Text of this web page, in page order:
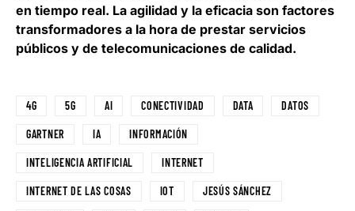
en tiempo real. La agilidad y la eficacia son factores
transformadores a la hora de prestar servicios
públicos y de telecomunicaciones de calidad.
4G 5G AI CONECTIVIDAD DATA DATOS
GARTNER IA INFORMACIÓN
INTELIGENCIA ARTIFICIAL INTERNET
INTERNET DE LAS COSAS IOT JESÚS SÁNCHEZ